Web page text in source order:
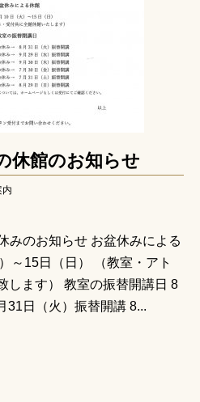
休館のお知らせ
内
みのお知らせ お盆休みによる
～15日（日） （教室・アト
します） 教室の振替開講日 8
31日（火）振替開講 8...